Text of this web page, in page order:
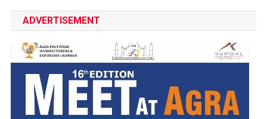
ADVERTISEMENT